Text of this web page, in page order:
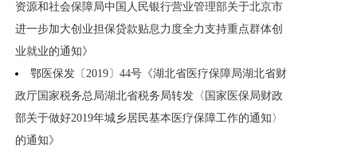
资源和社会保障局中国人民银行营业管理部关于北京市
进一步加大创业担保贷款贴息力度全力支持重点群体创
业就业的通知》
鄂医保发〔2019〕44号《湖北省医疗保障局湖北省财
政厅国家税务总局湖北省税务局转发〈国家医保局财政
部关于做好2019年城乡居民基本医疗保障工作的通知〉
的通知》